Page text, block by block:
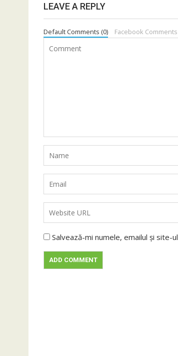
LEAVE A REPLY
Default Comments (0) Facebook Comments
Salvează-mi numele, emailul și